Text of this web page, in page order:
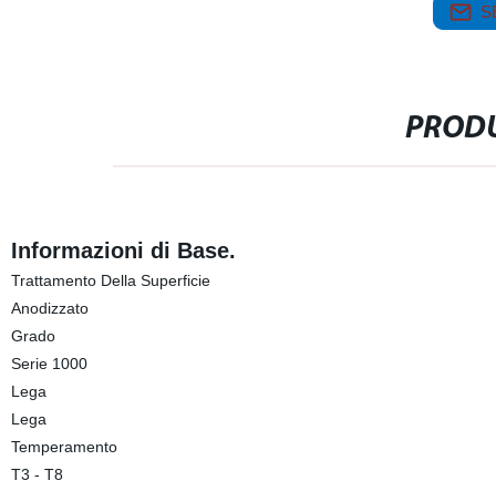
Informazioni di Base.
Trattamento Della Superficie
Anodizzato
Grado
Serie 1000
Lega
Lega
Temperamento
T3 - T8